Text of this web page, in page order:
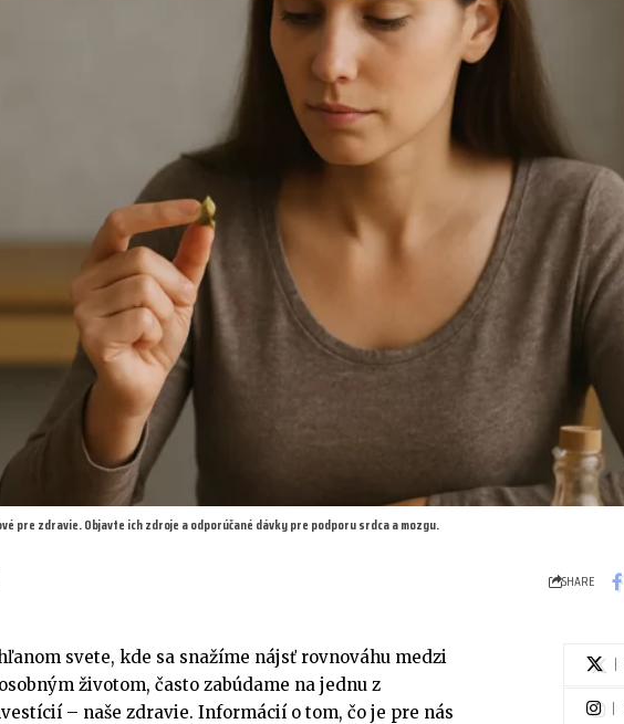
pre zdravie. Objavte ich zdroje a odporúčané dávky pre podporu srdca a mozgu.
SHARE
svete, kde sa snažíme nájsť rovnováhu medzi
životom, často zabúdame na jednu z
– naše zdravie. Informácií o tom, čo je pre nás